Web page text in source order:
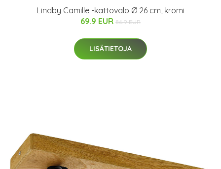
Lindby Camille -kattovalo Ø 26 cm, kromi
69.9 EUR 86.9 EUR
LISÄTIETOJA